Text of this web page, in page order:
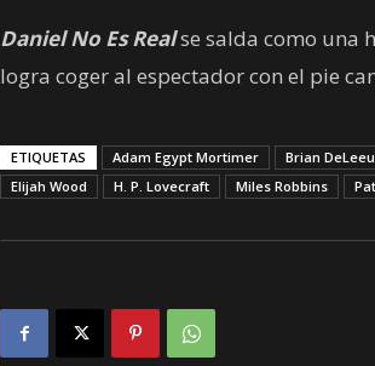
Daniel No Es Realse salda como una
logra coger al espectador con el pie
ETIQUETAS Adam Egypt Mortimer Brian
Elijah Wood
H. P. Lovecraft Miles Robbins